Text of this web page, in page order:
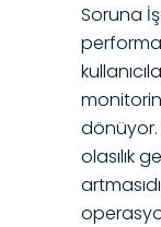
Soruna
dönüyor.
olasılık